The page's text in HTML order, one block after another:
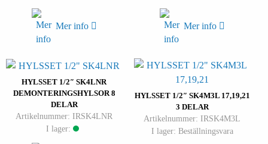
Mer info Mer info
HYLSSET 1/2″ SK4LNR
DEMONTERINGSHYLSOR 8
DELAR
Artikelnummer: IRSK4LNR
I lager:
HYLSSET 1/2″ SK4M3L 17,19,21
3 DELAR
Artikelnummer: IRSK4M3L
I lager: Beställningsvara